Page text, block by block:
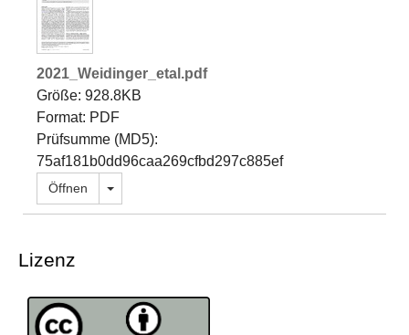
2021_Weidinger_etal.pdf
Größe: 928.8KB
Format: PDF
Prüfsumme (MD5):
75af181b0dd96caa269cfbd297c885ef
Öffnen Dropdown öffnen
Lizenz